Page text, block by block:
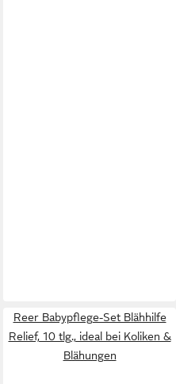
Reer Babypflege-Set Blähhilfe
Relief, 10 tlg., ideal bei Koliken &
Blähungen